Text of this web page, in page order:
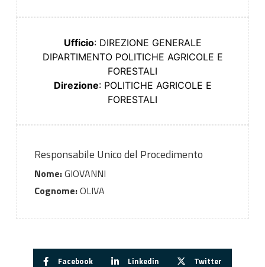
Ufficio: DIREZIONE GENERALE
DIPARTIMENTO POLITICHE AGRICOLE E
FORESTALI
Direzione: POLITICHE AGRICOLE E
FORESTALI
Responsabile Unico del Procedimento
Nome:GIOVANNI
Cognome:OLIVA
Facebook Linkedin Twitter